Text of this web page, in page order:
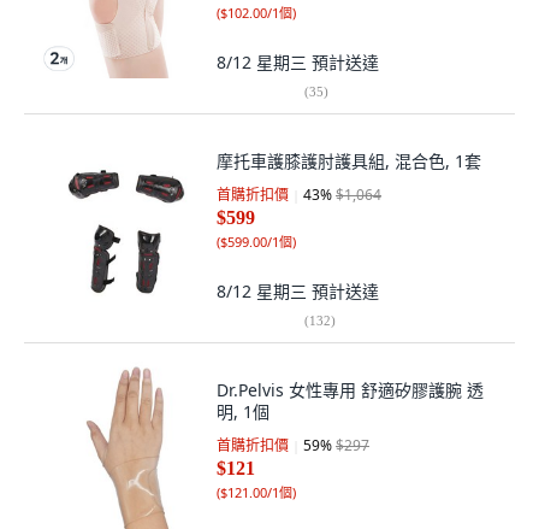
($102.00/1個)
8/12 星期三 預計送達
(35)
摩托車護膝護肘護具組, 混合色, 1套
首購折扣價 43%$1,064
$599
($599.00/1個)
8/12 星期三 預計送達
(132)
Dr.Pelvis 女性專用 舒適矽膠護腕 透
明, 1個
首購折扣價 59%$297
$121
($121.00/1個)